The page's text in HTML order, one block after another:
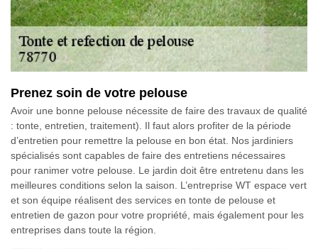
Prenez soin de votre pelouse
Avoir une bonne pelouse nécessite de faire des travaux de qualité
: tonte, entretien, traitement). Il faut alors profiter de la période
d’entretien pour remettre la pelouse en bon état. Nos jardiniers
spécialisés sont capables de faire des entretiens nécessaires
pour ranimer votre pelouse. Le jardin doit être entretenu dans les
meilleures conditions selon la saison. L’entreprise WT espace vert
et son équipe réalisent des services en tonte de pelouse et
entretien de gazon pour votre propriété, mais également pour les
entreprises dans toute la région.